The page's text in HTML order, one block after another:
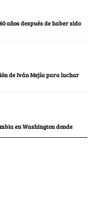
años después de haber sido
de Iván Mejía para luchar
en Washington donde